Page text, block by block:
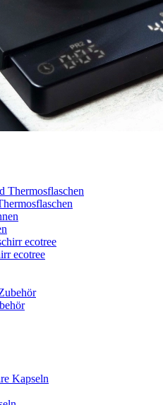
ecotree
Kapseln